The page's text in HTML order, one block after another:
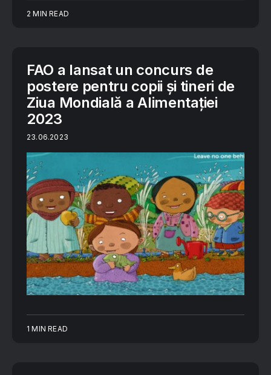
2 MIN READ
FAO a lansat un concurs de
postere pentru copii și tineri de
Ziua Mondială a Alimentației
2023
23.06.2023
1 MIN READ